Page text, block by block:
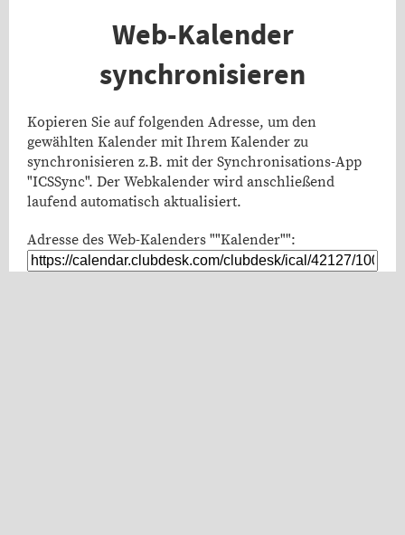
Web-Kalender
synchronisieren
Kopieren Sie auf folgenden Adresse, um den
gewählten Kalender mit Ihrem Kalender zu
synchronisieren z.B. mit der Synchronisations-App
"ICSSync". Der Webkalender wird anschließend
laufend automatisch aktualisiert.
Adresse des Web-Kalenders ""Kalender"":